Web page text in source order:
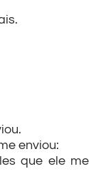
enviou:
que ele me